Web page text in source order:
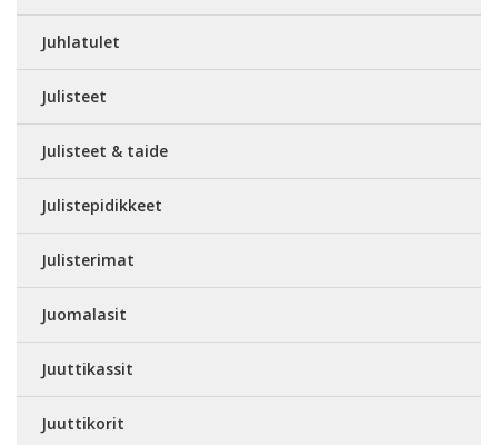
Juhlatulet
Julisteet
Julisteet & taide
Julistepidikkeet
Julisterimat
Juomalasit
Juuttikassit
Juuttikorit